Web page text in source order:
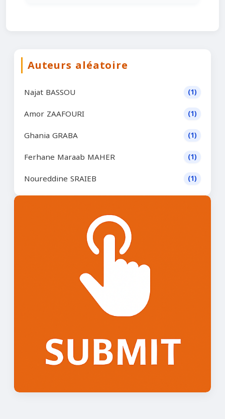
Auteurs aléatoire
Najat BASSOU (1)
Amor ZAAFOURI (1)
Ghania GRABA (1)
Ferhane Maraab MAHER (1)
Noureddine SRAIEB (1)